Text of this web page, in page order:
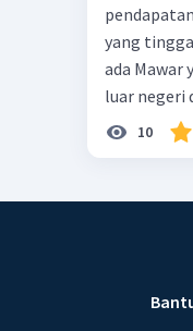
pendapatan Rp6.700.000,00. Sementara Lula merupakan warga negara asing
yang tinggal dan bekerja di
ada Mawar yang
luar negeri
10